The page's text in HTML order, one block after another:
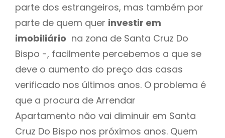
parte dos estrangeiros, mas também por
parte de quem quer investir em
imobiliário na zona de Santa Cruz Do
Bispo -, facilmente percebemos a que se
deve o aumento do preço das casas
verificado nos últimos anos. O problema é
que a procura de Arrendar
Apartamento não vai diminuir em Santa
Cruz Do Bispo nos próximos anos. Quem